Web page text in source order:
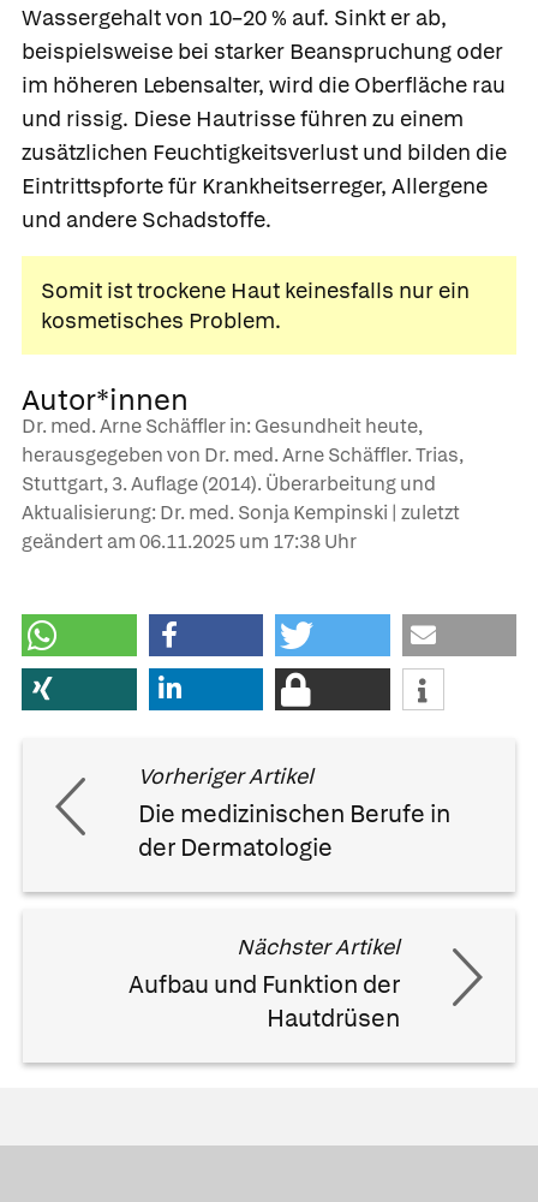
Wassergehalt von 10–20 % auf. Sinkt er ab,
beispielsweise bei starker Beanspruchung oder
im höheren Lebensalter, wird die Oberfläche rau
und rissig. Diese Hautrisse führen zu einem
zusätzlichen Feuchtigkeitsverlust und bilden die
Eintrittspforte für Krankheitserreger, Allergene
und andere Schadstoffe.
Somit ist trockene Haut keinesfalls nur ein
kosmetisches Problem.
Autor*innen
Dr. med. Arne Schäffler in: Gesundheit heute,
herausgegeben von Dr. med. Arne Schäffler. Trias,
Stuttgart, 3. Auflage (2014). Überarbeitung und
Aktualisierung: Dr. med. Sonja Kempinski | zuletzt
geändert am06.11.2025um 17:38 Uhr
Vorheriger Artikel
Die medizinischen Berufe in
der Dermatologie
Nächster Artikel
Aufbau und Funktion der
Hautdrüsen